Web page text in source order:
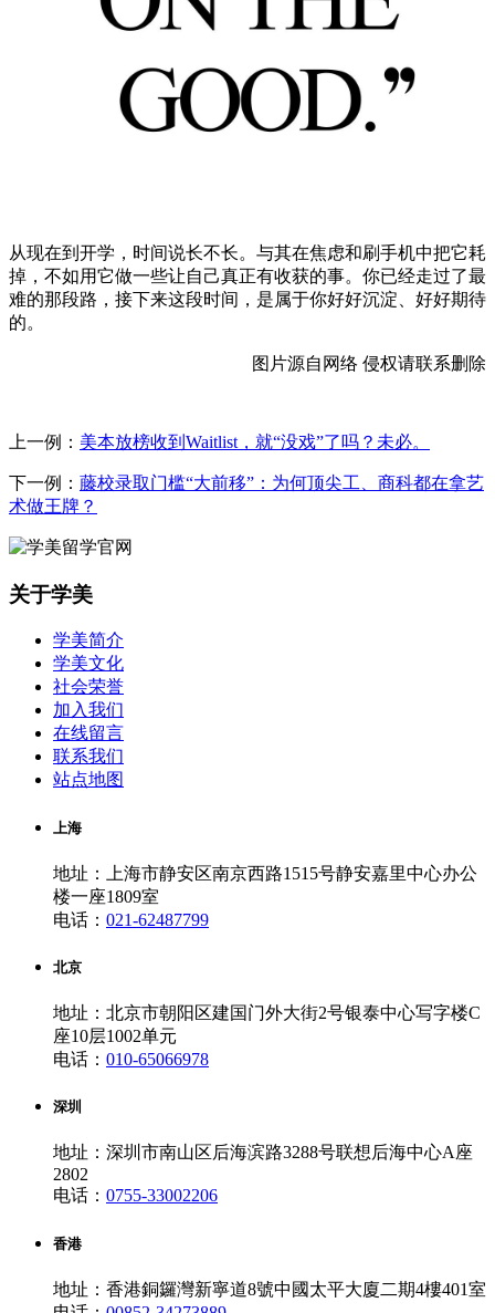
从现在到开学，时间说长不长。与其在焦虑和刷手机中把它耗
掉，不如用它做一些让自己真正有收获的事。你已经走过了最
难的那段路，接下来这段时间，是属于你好好沉淀、好好期待
的。
图片源自网络 侵权请联系删除
上一例： 美本放榜收到Waitlist，就“没戏”了吗？未必。
下一例： 藤校录取门槛“大前移”：为何顶尖工、商科都在拿艺
术做王牌？
关于学美
学美简介
学美文化
社会荣誉
加入我们
在线留言
联系我们
站点地图
上海
地址：上海市静安区南京西路1515号静安嘉里中心办公
楼一座1809室
电话： 021-62487799
北京
地址：北京市朝阳区建国门外大街2号银泰中心写字楼C
座10层1002单元
电话： 010-65066978
深圳
地址：深圳市南山区后海滨路3288号联想后海中心A座
2802
电话： 0755-33002206
香港
地址：香港銅鑼灣新寧道8號中國太平大廈二期4樓401室